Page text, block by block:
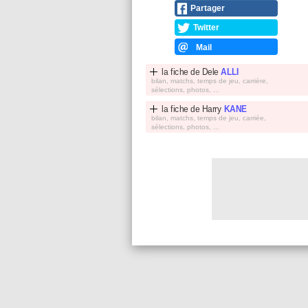
Partager
Twitter
Mail
la fiche de DeleALLI
bilan, matchs, temps de jeu, carriére,
sélections, photos, ...
la fiche de Harry KANE
bilan, matchs, temps de jeu, carriée,
sélections, photos, ...